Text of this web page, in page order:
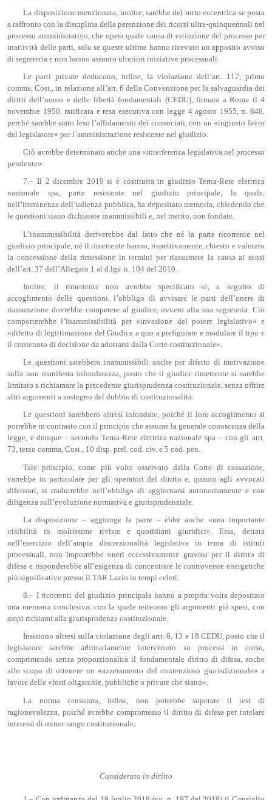
La disposizione menzionata, inoltre, sarebbe del tutto eccentrica se posta
a raffronto con la disciplina della perenzione dei ricorsi ultra-quinquennali nel
processo amministrativo, che opera quale causa di estinzione del processo per
inattività delle parti, solo se queste ultime hanno ricevuto un apposito avviso
di segreteria e non hanno assunto ulteriori iniziative processuali.
Le parti private deducono, infine, la violazione dell’art. 117, primo
comma, Cost., in relazione all’art. 6 della Convenzione per la salvaguardia dei
diritti dell’uomo e delle libertà fondamentali (CEDU), firmata a Roma il 4
novembre 1950, ratificata e resa esecutiva con legge 4 agosto 1955, n. 848,
perché sarebbe stato leso l’affidamento dei consociati, con un «ingiusto favor
del legislatore» per l’amministrazione resistente nel giudizio.
Ciò avrebbe determinato anche una «interferenza legislativa nel processo
pendente».
7.– Il 2 dicembre 2019 si è costituita in giudizio Terna-Rete elettrica
nazionale spa, parte resistente nel giudizio principale, la quale,
nell’imminenza dell’udienza pubblica, ha depositato memoria, chiedendo che
le questioni siano dichiarate inammissibili e, nel merito, non fondate.
L’inammissibilità deriverebbe dal fatto che né la parte ricorrente nel
giudizio principale, né il rimettente hanno, rispettivamente, chiesto e valutato
la concessione della rimessione in termini per riassumere la causa ai sensi
dell’art. 37 dell’Allegato 1 al d.lgs. n. 104 del 2010.
Inoltre, il rimettente non avrebbe specificato se, a seguito di
accoglimento delle questioni, l’obbligo di avvisare le parti dell’onere di
riassunzione dovrebbe competere al giudice, ovvero alla sua segreteria. Ciò
comporterebbe l’inammissibilità per «invasione del potere legislativo» e
«difetto di legittimazione del Giudice a quo a prefigurare e modulare il tipo e
il contenuto di decisione da adottarsi dalla Corte costituzionale».
Le questioni sarebbero inammissibili anche per difetto di motivazione
sulla non manifesta infondatezza, posto che il giudice rimettente si sarebbe
limitato a richiamare la precedente giurisprudenza costituzionale, senza offrire
altri argomenti a sostegno del dubbio di costituzionalità.
Le questioni sarebbero altresì infondate, poiché il loro accoglimento si
porrebbe in contrasto con il principio che assume la generale conoscenza della
legge, e dunque – secondo Terna-Rete elettrica nazionale spa – con gli artt.
73, terzo comma, Cost., 10 disp. prel. cod. civ. e 5 cod. pen.
Tale principio, come più volte osservato dalla Corte di cassazione,
varrebbe in particolare per gli operatori del diritto e, quanto agli avvocati
difensori, si tradurrebbe nell’obbligo di aggiornarsi autonomamente e con
diligenza sull’evoluzione normativa e giurisprudenziale.
La disposizione – aggiunge la parte – ebbe anche «una importante
visibilità in moltissime riviste e quotidiani giuridici». Essa, dettata
nell’esercizio dell’ampia discrezionalità legislativa in tema di istituti
processuali, non imporrebbe oneri eccessivamente gravosi per il diritto di
difesa e risponderebbe all’esigenza di concentrare le controversie energetiche
più significative presso il TAR Lazio in tempi celeri.
8.– I ricorrenti del giudizio principale hanno a propria volta depositato
una memoria conclusiva, con la quale reiterano gli argomenti già spesi, con
ampi richiami alla giurisprudenza costituzionale.
Insistono altresì sulla violazione degli artt. 6, 13 e 18 CEDU, posto che il
legislatore sarebbe arbitrariamente intervenuto su processi in corso,
comprimendo senza proporzionalità il fondamentale diritto di difesa, anche
allo scopo di ottenere un «azzeramento del contenzioso giurisdizionale» a
favore delle «forti oligarchie, pubbliche o private che siano».
La norma censurata, infine, non potrebbe superare il test di
ragionevolezza, poiché avrebbe compromesso il diritto di difesa per tutelare
interessi di minor rango costituzionale.
Considerato in diritto